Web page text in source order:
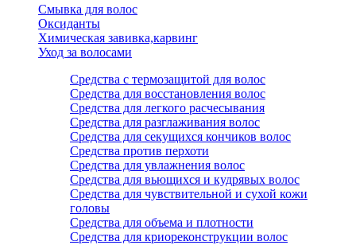
Смывка для волос
Оксиданты
Химическая завивка,карвинг
Уход за волосами
Средства с термозащитой для волос
Средства для восстановления волос
Средства для легкого расчесывания
Средства для разглаживания волос
Средства для секущихся кончиков волос
Средства против перхоти
Средства для увлажнения волос
Средства для вьющихся и кудрявых волос
Средства для чувствительной и сухой кожи
головы
Средства для объема и плотности
Средства для криореконструкции волос